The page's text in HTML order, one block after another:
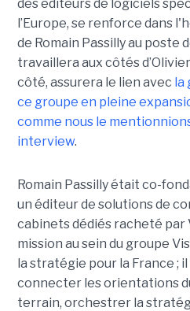
des éditeurs de logiciels
l’Europe, se renforce dans
de Romain Passilly au poste
travaillera aux côtés
côté, assurera le lien avec la
ce groupe en pleine
comme nous le
interview.
Romain Passilly était co-
un éditeur de solutions de
cabinets dédiés racheté par
mission au sein du groupe
la stratégie pour la France ;
connecter les orientations
terrain, orchestrer la